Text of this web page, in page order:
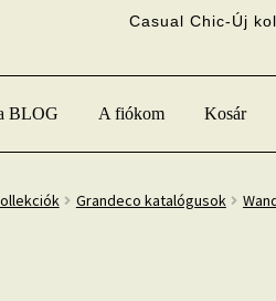
Casual Chic-Új
BLOG A fiókom Kosár
Grandeco katalógusok